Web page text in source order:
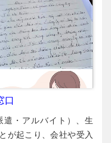
ったのですが、今回は1
３枚入っていて、携帯
設定されているため、
便は一切ありませんで
コードで支払いがで
行ったときは、だれか
ですか？」 受講生
わんばかりの顔で「遅
こで、「午前10時のア
刻ですか？」と、最前
もいます。受講生たち
口
遣・アルバイト）、生
が起こり、会社や受入